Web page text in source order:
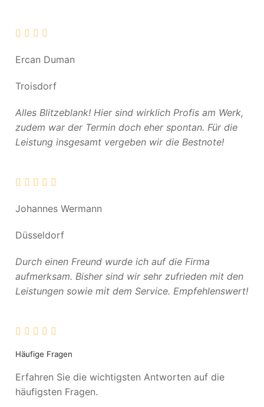
Ercan Duman
Troisdorf
Alles Blitzeblank! Hier sind wirklich Profis am Werk,
zudem war der Termin doch eher spontan. Für die
Leistung insgesamt vergeben wir die Bestnote!
Johannes Wermann
Düsseldorf
Durch einen Freund wurde ich auf die Firma
aufmerksam. Bisher sind wir sehr zufrieden mit den
Leistungen sowie mit dem Service. Empfehlenswert!
Häufige Fragen
Erfahren Sie die wichtigsten Antworten auf die
häufigsten Fragen.